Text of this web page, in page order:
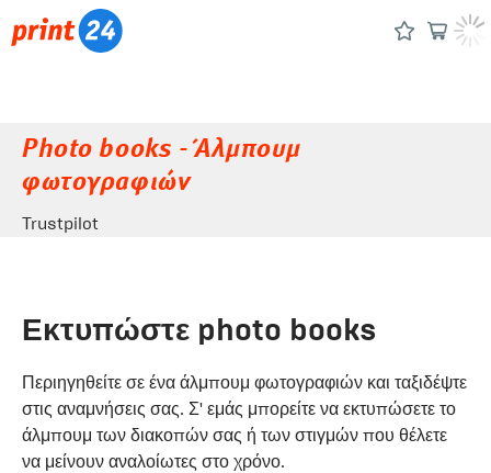
Photo books - Άλμπουμ
φωτογραφιών
Trustpilot
Εκτυπώστε photo books
Περιηγηθείτε σε ένα άλμπουμ φωτογραφιών και ταξιδέψτε
στις αναμνήσεις σας. Σ' εμάς μπορείτε να εκτυπώσετε το
άλμπουμ των διακοπών σας ή των στιγμών που θέλετε
να μείνουν αναλοίωτες στο χρόνο.